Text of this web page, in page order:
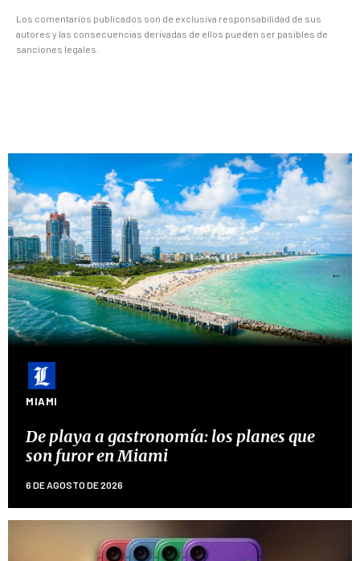
Los comentarios publicados son de exclusiva responsabilidad de sus
autores y las consecuencias derivadas de ellos pueden ser pasibles de
sanciones legales.
MIAMI
De playa a gastronomía: los planes que
son furor en Miami
6 DE AGOSTO DE 2026